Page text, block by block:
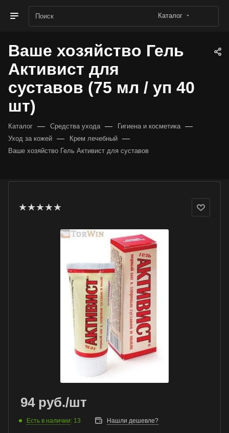
Каталог
Ваше хозяйство Гель
Активист для
суставов (75 мл / уп 40
шт)
Каталог — Средства ухода — Гигиена и косметика —
Уход за кожей — Крем лечебный —
Ваше хозяйство Гель Активист для суставов
94руб./шт
Есть в наличии: 13 Нашли дешевле?